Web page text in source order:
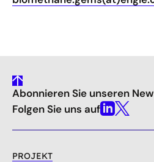
gehe
nach
oben
Abonnieren Sie unseren
Folgen Sie uns aufLinkedin
X
PROJEKT